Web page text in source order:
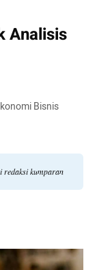
Analisis
Bisnis
redaksi kumparan